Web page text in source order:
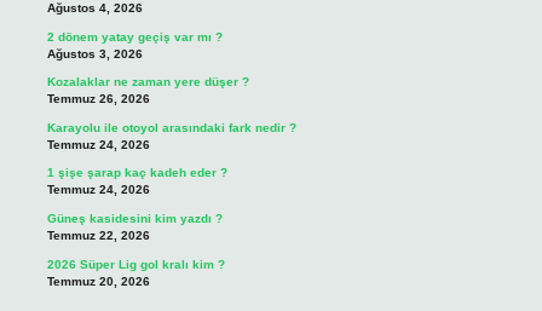
Ağustos 4, 2026
2 dönem yatay geçiş var mı ?
Ağustos 3, 2026
Kozalaklar ne zaman yere düşer ?
Temmuz 26, 2026
Karayolu ile otoyol arasındaki fark nedir ?
Temmuz 24, 2026
1 şişe şarap kaç kadeh eder ?
Temmuz 24, 2026
Güneş kasidesini kim yazdı ?
Temmuz 22, 2026
2026 Süper Lig gol kralı kim ?
Temmuz 20, 2026